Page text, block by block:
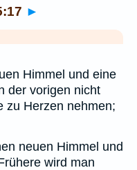
►
Himmel und eine
der vorigen nicht
zu Herzen nehmen;
neuen Himmel und
wird man